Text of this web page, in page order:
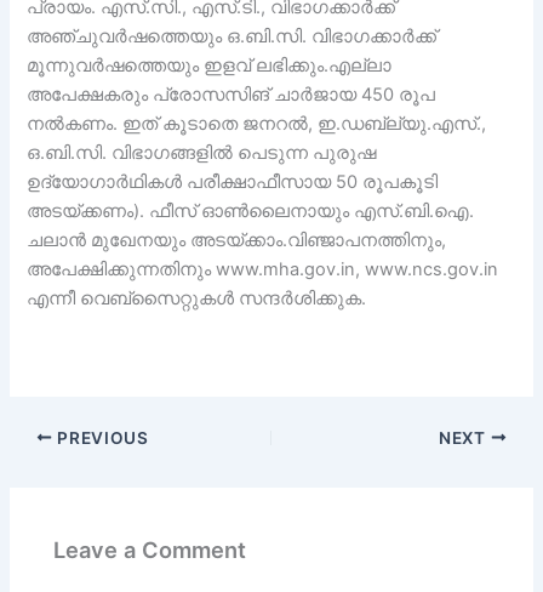
പ്രായം. എസ്.സി., എസ്.ടി., വിഭാഗക്കാർക്ക്
അഞ്ചുവർഷത്തെയും ഒ.ബി.സി. വിഭാഗക്കാർക്ക്
മൂന്നുവർഷത്തെയും ഇളവ് ലഭിക്കും.എല്ലാ
അപേക്ഷകരും പ്രോസസിങ് ചാർജായ 450 രൂപ
നൽകണം. ഇത് കൂടാതെ ജനറൽ, ഇ.ഡബ്ല്യു.എസ്.,
ഒ.ബി.സി. വിഭാഗങ്ങളിൽ പെടുന്ന പുരുഷ
ഉദ്യോഗാർഥികൾ പരീക്ഷാഫീസായ 50 രൂപകൂടി
അടയ്ക്കണം). ഫീസ് ഓൺലൈനായും എസ്.ബി.ഐ.
ചലാൻ മുഖേനയും അടയ്ക്കാം.വിഞ്ജാപനത്തിനും,
അപേക്ഷിക്കുന്നതിനും www.mha.gov.in, www.ncs.gov.in
എന്നീ വെബ്‌സൈറ്റുകൾ സന്ദർശിക്കുക.
PREVIOUS NEXT
Leave a Comment